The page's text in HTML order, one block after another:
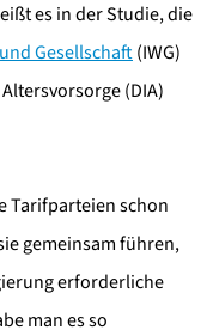
es in der Studie, die
Gesellschaft(IWG)
(DIA)
Tarifparteien schon
gemeinsam führen,
erforderliche
man es so